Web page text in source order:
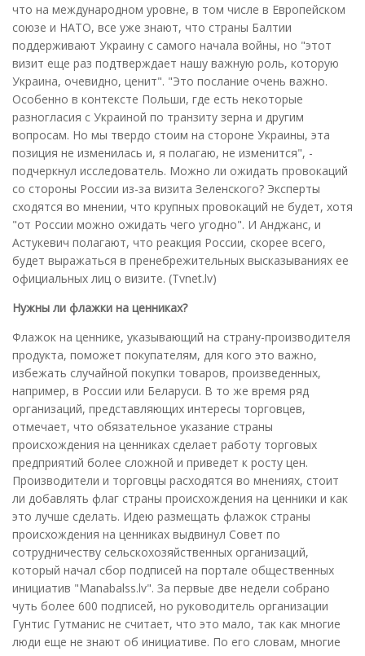
что на международном уровне, в том числе в Европейском
союзе и НАТО, все уже знают, что страны Балтии
поддерживают Украину с самого начала войны, но "этот
визит еще раз подтверждает нашу важную роль, которую
Украина, очевидно, ценит". "Это послание очень важно.
Особенно в контексте Польши, где есть некоторые
разногласия с Украиной по транзиту зерна и другим
вопросам. Но мы твердо стоим на стороне Украины, эта
позиция не изменилась и, я полагаю, не изменится", -
подчеркнул исследователь. Можно ли ожидать провокаций
со стороны России из-за визита Зеленского? Эксперты
сходятся во мнении, что крупных провокаций не будет, хотя
"от России можно ожидать чего угодно". И Анджанс, и
Астукевич полагают, что реакция России, скорее всего,
будет выражаться в пренебрежительных высказываниях ее
официальных лиц о визите. (Tvnet.lv)
Нужны ли флажки на ценниках?
Флажок на ценнике, указывающий на страну-производителя
продукта, поможет покупателям, для кого это важно,
избежать случайной покупки товаров, произведенных,
например, в России или Беларуси. В то же время ряд
организаций, представляющих интересы торговцев,
отмечает, что обязательное указание страны
происхождения на ценниках сделает работу торговых
предприятий более сложной и приведет к росту цен.
Производители и торговцы расходятся во мнениях, стоит
ли добавлять флаг страны происхождения на ценники и как
это лучше сделать. Идею размещать флажок страны
происхождения на ценниках выдвинул Совет по
сотрудничеству сельскохозяйственных организаций,
который начал сбор подписей на портале общественных
инициатив "Manabalss.lv". За первые две недели собрано
чуть более 600 подписей, но руководитель организации
Гунтис Гутманис не считает, что это мало, так как многие
люди еще не знают об инициативе. По его словам, многие